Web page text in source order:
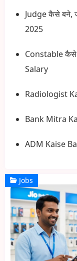
Judge कैसे बने,
2025
Constable कैसे
Salary
Radiologist
Bank Mitra
ADM Kaise
Jobs